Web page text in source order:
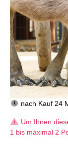
nach Kauf 24
Um Ihnen
1 bis maximal 2